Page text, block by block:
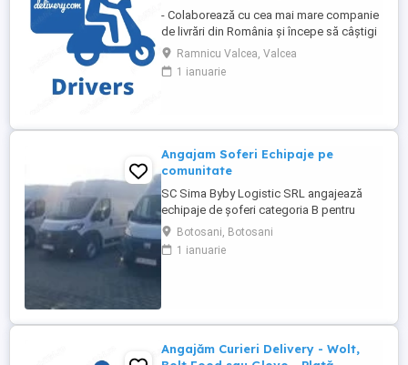
- Colaborează cu cea mai mare companie
de livrări din România și începe să câștigi
rapid! - Cerințe: Minim 18 ani Mijloc de
transport propriu (mașină, scuter,
motocicletă sau bicicletă) Telefon mobil
atractive ...
Ramnicu Valcea, Valcea
1 ianuarie
Angajam Soferi Echipaje pe
comunitate
SC Sima Byby Logistic SRL angajează
echipaje de șoferi categoria B pentru
transport internațional (comunitate)!
Căutăm echipaje formate din 2 șoferi,
posesori ai permisului categoria B, pentru
Botosani, Botosani
1 ianuarie
Angajăm Curieri Delivery - Wolt,